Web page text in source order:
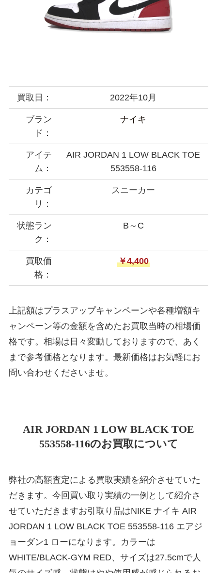
買取日： 2022年10月
ブラン
ド：
ナイキ
アイテ
ム：
AIR JORDAN 1 LOW BLACK TOE
553558-116
カテゴ
リ：
スニーカー
状態ラン
ク：
B～C
買取価
格：
￥4,400
上記額はプラスアップキャンペーンや各種増額キ
ャンペーン等の金額を含めたお買取当時の相場価
格です。相場は日々変動しておりますので、あく
まで参考価格となります。最新価格はお気軽にお
問い合わせくださいませ。
AIR JORDAN 1 LOW BLACK TOE
553558-116のお買取について
弊社の高額査定による買取実績を紹介させていた
だきます。今回買い取り実績の一例として紹介さ
せていただきますお引取り品はNIKE ナイキ AIR
JORDAN 1 LOW BLACK TOE 553558-116 エアジ
ョーダン1 ローになります。カラーは
WHITE/BLACK-GYM RED、サイズは27.5cmで人